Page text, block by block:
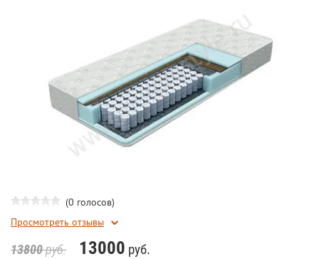
(0 голосов)
Просмотреть отзывы
13800руб. 13000 руб.